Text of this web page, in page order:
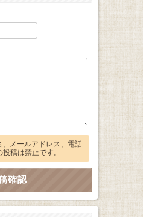
メールアドレス、電話
稿は禁止です。